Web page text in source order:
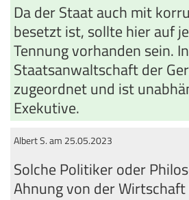
Da der Staat auch mit
besetzt ist, sollte hier auf
Tennung vorhanden sein.
Staatsanwaltschaft der
zugeordnet und ist
Exekutive.
Albert S. am 25.05.2023
Solche Politiker oder
Ahnung von der